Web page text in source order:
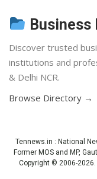
Business
Discover trusted
institutions and
& Delhi NCR.
Browse Directory →
Tennews.in : National
Former MOS and MP,
Copyright © 2006-